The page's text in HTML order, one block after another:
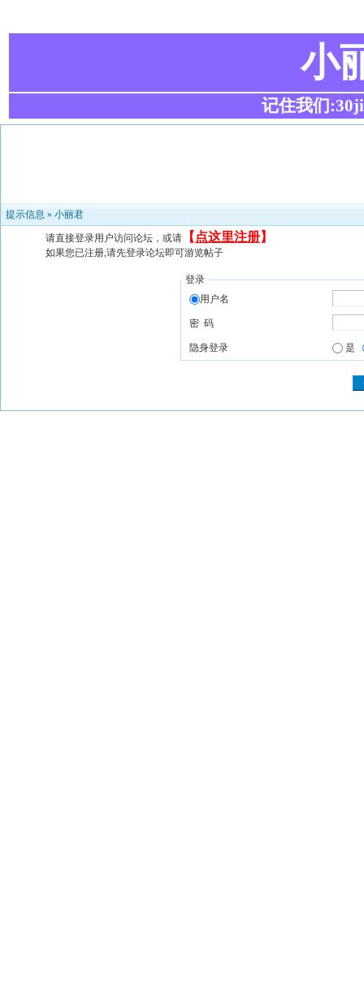
小
记住我们
提示信息 » 小丽君
请直接登录用户访问论坛，或请 【 点这里注册】
如果您已注册,请先登录论坛即可游览帖子
登录
用户名
密 码
隐身登录 是